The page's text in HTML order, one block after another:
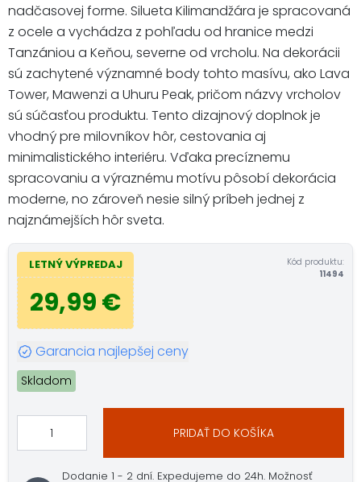
nadčasovej forme. Silueta Kilimandžára je spracovaná
z ocele a vychádza z pohľadu od hranice medzi
Tanzániou a Keňou, severne od vrcholu. Na dekorácii
sú zachytené významné body tohto masívu, ako Lava
Tower, Mawenzi a Uhuru Peak, pričom názvy vrcholov
sú súčasťou produktu. Tento dizajnový doplnok je
vhodný pre milovníkov hôr, cestovania aj
minimalistického interiéru. Vďaka precíznemu
spracovaniu a výraznému motívu pôsobí dekorácia
moderne, no zároveň nesie silný príbeh jednej z
najznámejších hôr sveta.
LETNÝ VÝPREDAJ
29,99 €
Kód produktu:
11494
Garancia najlepšej ceny
Skladom
PRIDAŤ DO KOŠÍKA
Dodanie 1 - 2 dní. Expedujeme do 24h. Možnosť